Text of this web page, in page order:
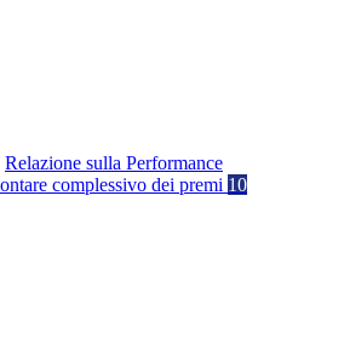
Relazione sulla Performance
complessivo dei premi 10